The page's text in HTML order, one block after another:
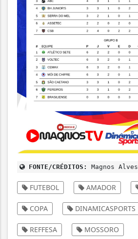
FONTE/CRÉDITOS: Magnos Alves
FUTEBOL AMADOR
COPA DINAMICASPORTS
REFFESA MOSSORO